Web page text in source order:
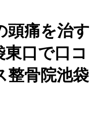
頭痛を治す
東口で口コ
整骨院池袋